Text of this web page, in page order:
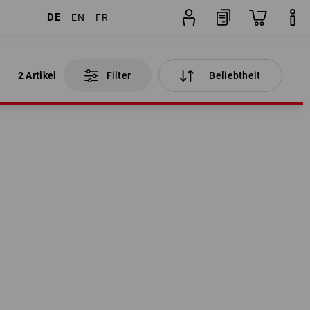
DE EN FR
2 Artikel Filter Beliebtheit
2 Artikel Filter Beliebtheit